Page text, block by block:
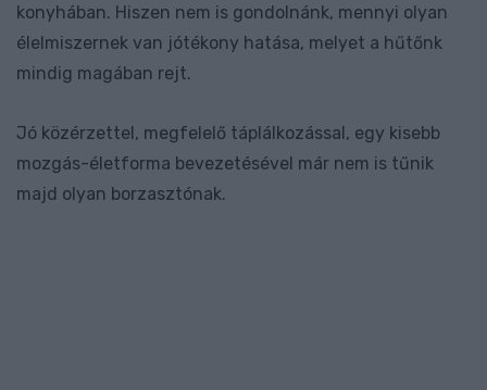
konyhában. Hiszen nem is gondolnánk, mennyi olyan
élelmiszernek van jótékony hatása, melyet a hűtőnk
mindig magában rejt.
Jó közérzettel, megfelelő táplálkozással, egy kisebb
mozgás-életforma bevezetésével már nem is tűnik
majd olyan borzasztónak.